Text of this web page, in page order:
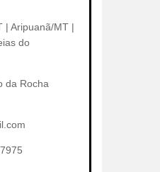
| Aripuanã/MT |
do
da Rocha